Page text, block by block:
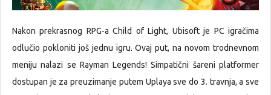
Nakon prekrasnog RPG-a Child of Light, Ubisoft je PC igračima
odlučio pokloniti još jednu igru. Ovaj put, na novom trodnevnom
meniju nalazi se Rayman Legends! Simpatični šareni platformer
dostupan je za preuzimanje putem Uplaya sve do 3. travnja, a sve